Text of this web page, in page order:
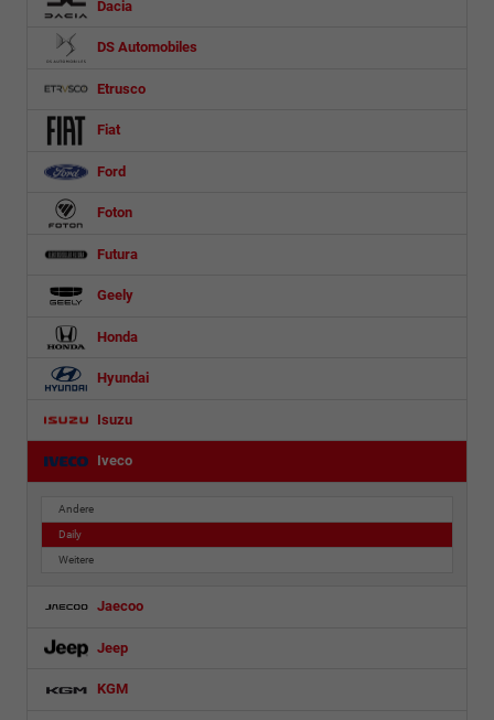
Dacia
DS Automobiles
Etrusco
Fiat
Ford
Foton
Futura
Geely
Honda
Hyundai
Isuzu
Iveco
Andere
Daily
Weitere
Jaecoo
Jeep
KGM